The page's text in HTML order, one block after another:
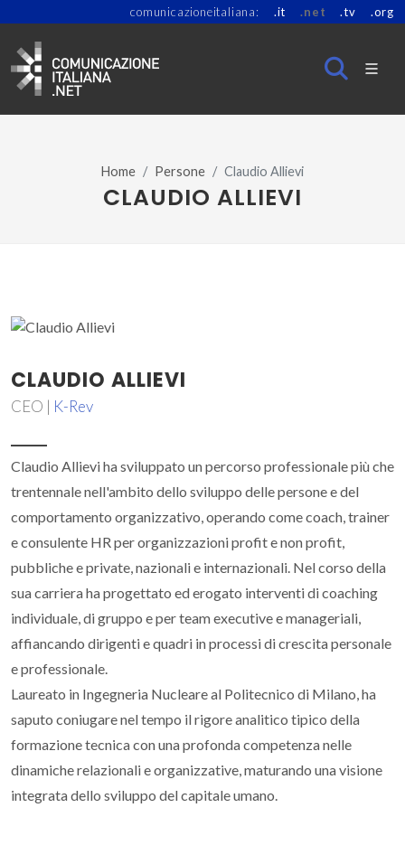
comunicazioneitaliana: .it .net .tv .org
Home Persone Claudio Allievi
CLAUDIO ALLIEVI
CLAUDIO ALLIEVI
CEO | K-Rev
Claudio Allievi ha sviluppato un percorso professionale più che
trentennale nell'ambito dello sviluppo delle persone e del
comportamento organizzativo, operando come coach, trainer
e consulente HR per organizzazioni profit e non profit,
pubbliche e private, nazionali e internazionali. Nel corso della
sua carriera ha progettato ed erogato interventi di coaching
individuale, di gruppo e per team executive e manageriali,
affiancando dirigenti e quadri in processi di crescita personale
e professionale.
Laureato in Ingegneria Nucleare al Politecnico di Milano, ha
saputo coniugare nel tempo il rigore analitico tipico della
formazione tecnica con una profonda competenza nelle
dinamiche relazionali e organizzative, maturando una visione
integrata dello sviluppo del capitale umano.